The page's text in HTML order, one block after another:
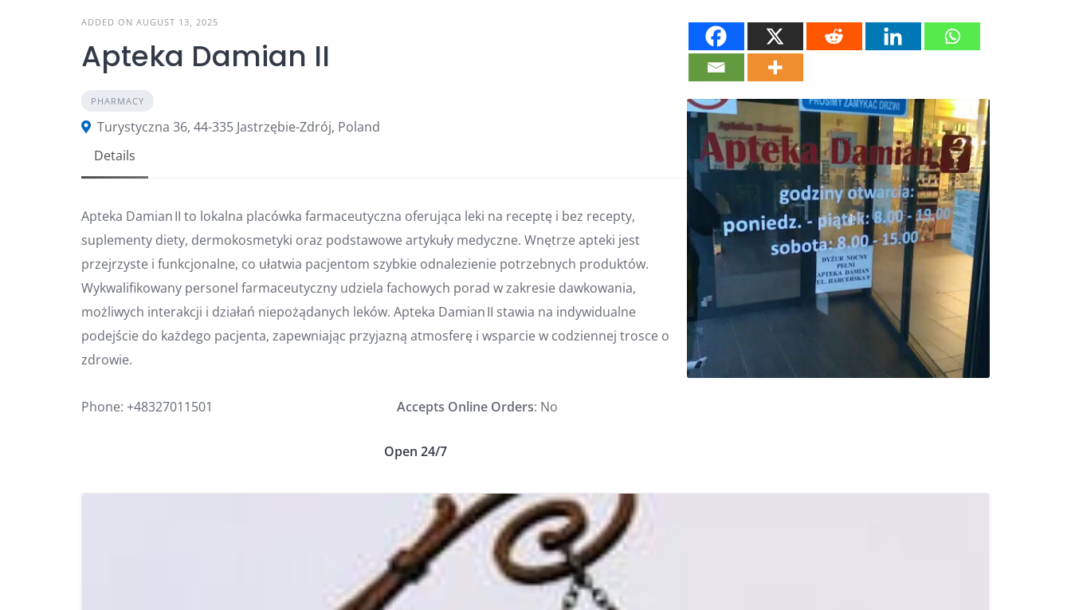
ADDED ON AUGUST 13, 2025
Apteka Damian II
PHARMACY
Turystyczna 36, 44-335 Jastrzębie-Zdrój, Poland
Details
Apteka Damian II to lokalna placówka farmaceutyczna oferująca leki na receptę i bez recepty,
suplementy diety, dermokosmetyki oraz podstawowe artykuły medyczne. Wnętrze apteki jest
przejrzyste i funkcjonalne, co ułatwia pacjentom szybkie odnalezienie potrzebnych produktów.
Wykwalifikowany personel farmaceutyczny udziela fachowych porad w zakresie dawkowania,
możliwych interakcji i działań niepożądanych leków. Apteka Damian II stawia na indywidualne
podejście do każdego pacjenta, zapewniając przyjazną atmosferę i wsparcie w codziennej trosce o
zdrowie.
Phone: +48327011501 Accepts Online Orders: No
Open 24/7